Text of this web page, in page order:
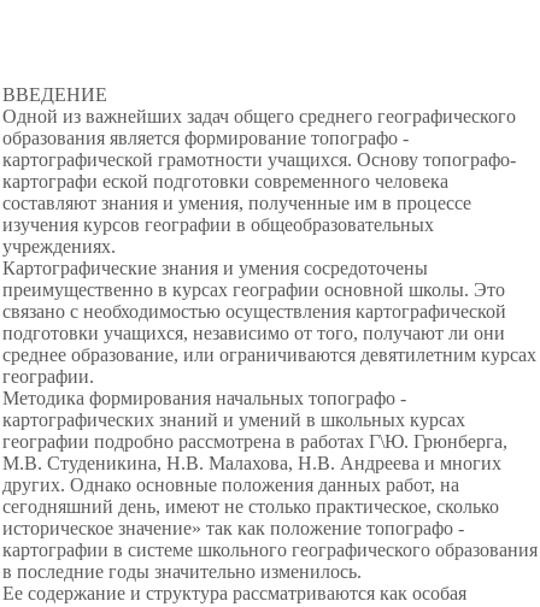
ВВЕДЕНИЕ
Одной из важнейших задач общего среднего географического
образования является формирование топографо -
картографической грамотности учащихся. Основу топографо-
картографи еской подготовки современного человека
составляют знания и умения, полученные им в процессе
изучения курсов географии в общеобразовательных
учреждениях.
Картографические знания и умения сосредоточены
преимущественно в курсах географии основной школы. Это
связано с необходимостью осуществления картографической
подготовки учащихся, независимо от того, получают ли они
среднее образование, или ограничиваются девятилетним курсах
географии.
Методика формирования начальных топографо -
картографических знаний и умений в школьных курсах
географии подробно рассмотрена в работах Г\Ю. Грюнберга,
М.В. Студеникина, Н.В. Малахова, Н.В. Андреева и многих
других. Однако основные положения данных работ, на
сегодняшний день, имеют не столько практическое, сколько
историческое значение» так как положение топографо -
картографии в системе школьного географического образования
в последние годы значительно изменилось.
Ее содержание и структура рассматриваются как особая